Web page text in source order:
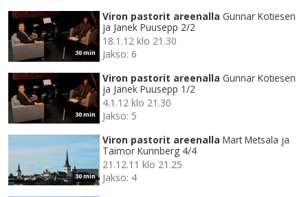
30 min
Viron pastorit areenalla Gunnar Kotiesen
ja Janek Puusepp 2/2
18.1.12 klo 21.30
Jakso: 6
30 min
Viron pastorit areenalla Gunnar Kotiesen
ja Janek Puusepp 1/2
4.1.12 klo 21.30
Jakso: 5
30 min
Viron pastorit areenalla Mart Metsala ja
Taimor Kunnberg 4/4
21.12.11 klo 21.25
Jakso: 4